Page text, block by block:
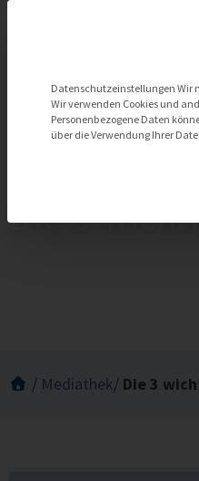
Die 3
/ Mediathek/ Die 3
Datenschutzeinstellungen Wir
Wir verwenden Cookies und
Personenbezogene Daten
über die Verwendung Ihrer